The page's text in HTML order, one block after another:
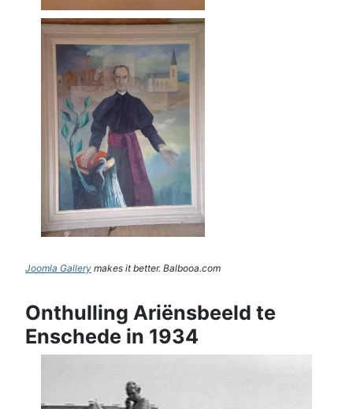
Joomla Gallery makes it better. Balbooa.com
Onthulling Ariënsbeeld te
Enschede in 1934